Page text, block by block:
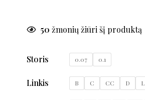
50 žmonių žiūri šį produktą
Storis 0.07 0.1
Linkis B C CC D L